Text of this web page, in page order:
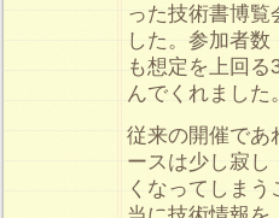
った技術書博
した。参加者数
も想定を上回
んでくれました。
従来の開催であ
ースは少し寂し
くなってしま